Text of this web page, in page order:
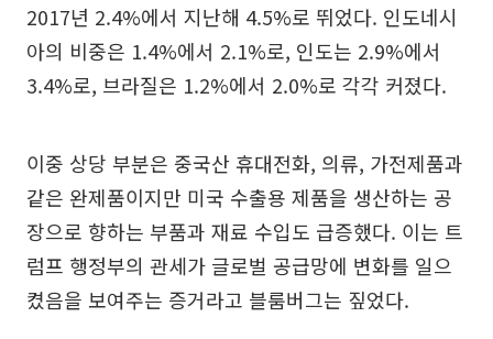
2017년 2.4%에서 지난해 4.5%로 뛰었다. 인도네시
아의 비중은 1.4%에서 2.1%로, 인도는 2.9%에서
3.4%로, 브라질은 1.2%에서 2.0%로 각각 커졌다.
이중 상당 부분은 중국산 휴대전화, 의류, 가전제품과
같은 완제품이지만 미국 수출용 제품을 생산하는 공
장으로 향하는 부품과 재료 수입도 급증했다. 이는 트
럼프 행정부의 관세가 글로벌 공급망에 변화를 일으
켰음을 보여주는 증거라고 블룸버그는 짚었다.